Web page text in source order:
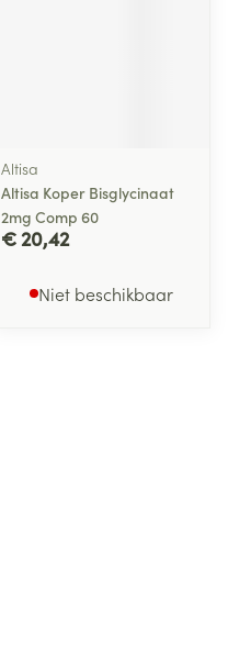
Altisa
Altisa Koper Bisglycinaat
2mg Comp 60
€ 20,42
Niet beschikbaar